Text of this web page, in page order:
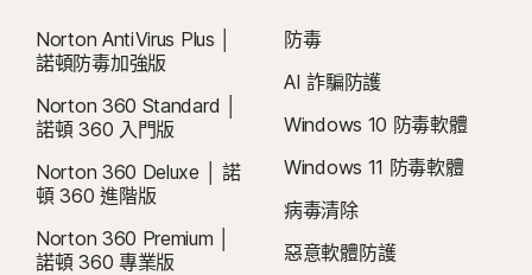
Norton AntiVirus Plus │
諾頓防毒加強版
Norton 360 Standard │
諾頓 360 入門版
Norton 360 Deluxe │ 諾
頓 360 進階版
Norton 360 Premium │
諾頓 360 專業版
防毒
AI 詐騙防護
Windows 10 防毒軟體
Windows 11 防毒軟體
病毒清除
惡意軟體防護